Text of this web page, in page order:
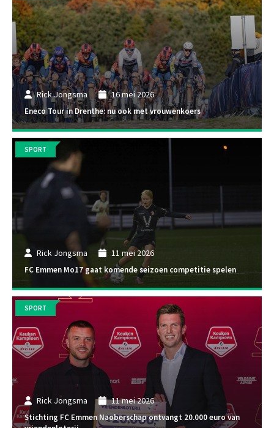
Rick Jongsma 16 mei 2026
Eneco Tour in Drenthe: nu ook met vrouwenkoers
Rick Jongsma 11 mei 2026
FC Emmen Mo17 gaat komende seizoen competitie spelen
SPORT
Rick Jongsma 11 mei 2026
Stichting FC Emmen Naoberschap ontvangt 20.000 euro van
SPORT